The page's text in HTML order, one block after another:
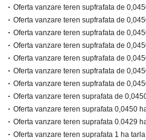
Oferta vanzare teren supfrafata de
Oferta vanzare teren supfrafata de
Oferta vanzare teren supfrafata de
Oferta vanzare teren supfrafata de
Oferta vanzare teren supfrafata de
Oferta vanzare teren supfrafata de
Oferta vanzare teren supfrafata de
Oferta vanzare teren suprafata de
Oferta vanzare teren suprafata 0,0450
Oferta vanzare teren suprafata 0.0429
Oferta vanzare teren suprafata 1 ha